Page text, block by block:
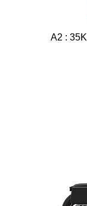
A2 :